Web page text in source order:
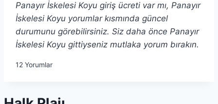
Panayır İskelesi Koyu giriş ücreti var mı, Panayır
İskelesi Koyu yorumlar kısmında güncel
durumunu görebilirsiniz. Siz daha önce Panayır
İskelesi Koyu gittiyseniz mutlaka yorum bırakın.
12 Yorumlar